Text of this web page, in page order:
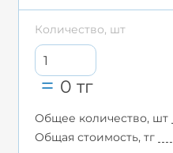
Количество, шт
0 тг
Общее количество, шт
Общая стоимость, тг